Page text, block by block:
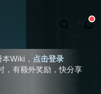
Wiki， 点击登录
，有额外奖励，快分享